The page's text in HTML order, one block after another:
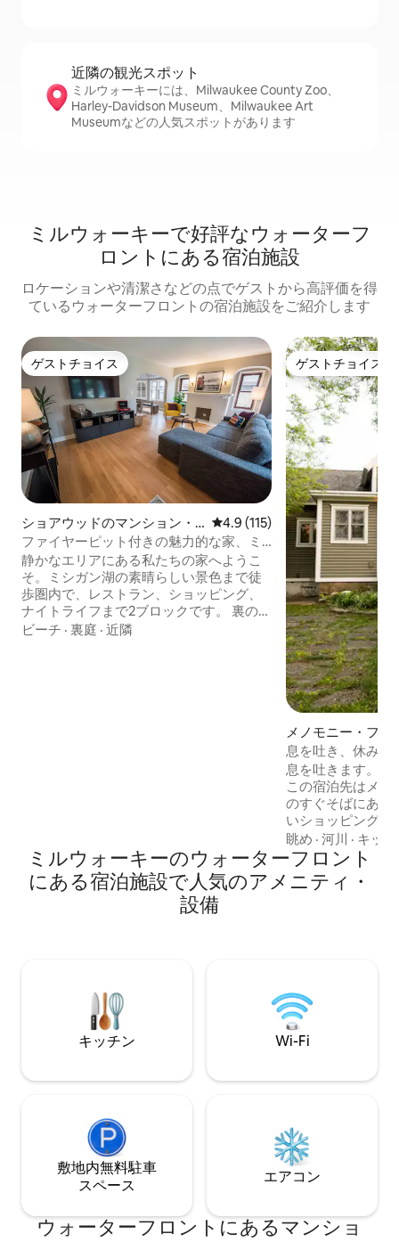
近隣の観光ス⁠ポ⁠ッ⁠ト
ミルウォーキーには、Milwaukee County Zoo、
Harley-Davidson Museum、Milwaukee Art
Museumなどの人気スポットがあります
ミルウォーキーで好評なウォーターフ
ロントにある宿泊施設
ロケーションや清潔さなどの点でゲストから高評価を得
ているウォーターフロントの宿泊施設をご紹介します
ゲストチョイス
ゲストチョイス
ショアウッドのマンション・
アパート
レビュー115件、5つ星中4.9つ
4.9 (115)
ファイヤーピット付きの魅力的な家、ミ
シガン湖まで徒歩
静かなエリアにある私たちの家へようこ
そ。ミシガン湖の素晴らしい景色まで徒
歩圏内で、レストラン、ショッピング、
ナイトライフまで2ブロックです。 裏のパ
ティオで焚き火を囲み、グリルディナー
ビーチ · 裏庭 · 近隣
ゲストチョイス
ゲストチョイス
メノモニー・フォ
軒家
息を吐き、休みま
息を吐きます。完
この宿泊先はメノ
のすぐそばにあり
いショッピングや
す。 高速道路に
あらゆる場所まで
で、スポーツ観
バルなどもすぐ
を吐き、休んでく
眺め ·河川 · キッ
ミルウォーキーのウォーターフロント
にある宿泊施設で人気のアメニティ・
設備
キッチン Wi-Fi
敷地内無料駐⁠車
ス⁠ペ⁠ー⁠ス
エアコン
ウォーターフロントにあるマンショ